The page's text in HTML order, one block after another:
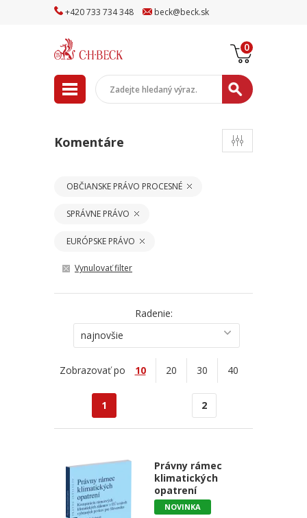
+420733 734348 beck@beck.sk
0
Komentáre
OBČIANSKE PRÁVO PROCESNÉ
SPRÁVNE PRÁVO
EURÓPSKE PRÁVO
Vynulovať filter
Radenie:
najnovšie
Zobrazovať po 10 20 30 40
1 2
Právny rámec
klimatických
opatrení
NOVINKA